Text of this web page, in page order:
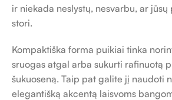
ir niekada neslystų, nesvarbu, ar
stori.
Kompaktiška forma puikiai tinka
sruogas atgal arba sukurti rafinuotą
šukuoseną. Taip pat galite jį naudoti
elegantišką akcentą laisvoms